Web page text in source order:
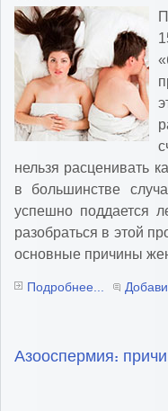
нельзя расценивать
в большинстве
успешно поддается
разобраться в этой
основные причины
Подробнее...
Азооспермия: